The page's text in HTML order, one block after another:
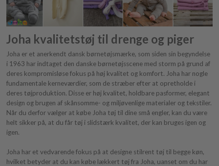
Joha kvalitetstøj til drenge og piger
Joha er et anerkendt dansk børnetøjsmærke, som siden sin begyndelse
i 1963 har indtaget den danske børnetøjsscene med storm på grund af
deres kompromisløse fokus på høj kvalitet og komfort. Joha har nogle
fundamentale kerneværdier, som de stræber efter at opretholde i
deres tøjproduktion. Disse er høj kvalitet, holdbare pasformer, elegant
design og brugen af skånsomme- og miljøvenlige materialer og tekstiler.
Når du derfor vælger at købe Joha tøj til dine små engler, kan du være
helt sikker på, at du får tøj i slidstærk kvalitet, der kan bruges igen og
igen.
Joha har et vedvarende fokus på at designe stilrent tøj til begge køn,
hvilket betyder at du kan købe lækkert tøj fra Joha, uanset om du har